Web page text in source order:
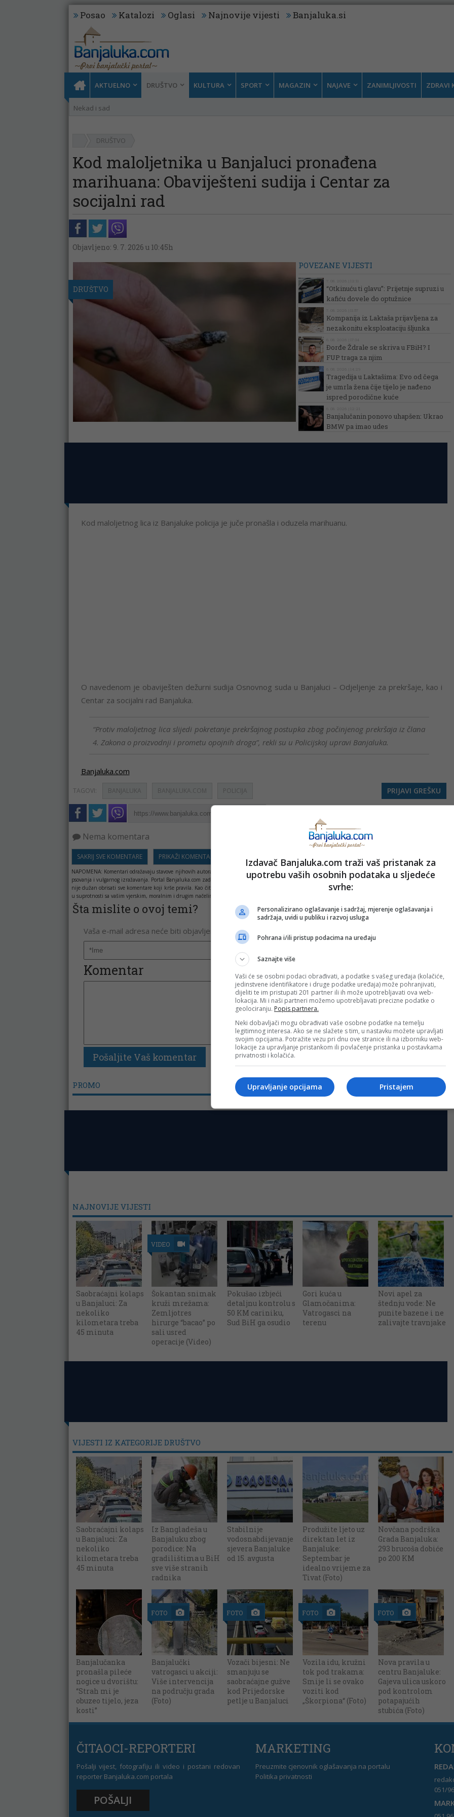
Posao Katalozi Oglasi Najnovije vijesti Banjaluka.si
AKTUELNO DRUŠTVO
Nekad i sad
KULTURA SPORT MAGAZIN NAJAVE ZANIMLJIVOSTI ZDRAVI
DRUŠTVO
Kod maloljetnika u Banjaluci pronađena
marihuana: Obaviješteni sudija i Centar za
socijalni rad
Objavljeno: 9. 7. 2026 u 10:45h
DRUŠTVO
POVEZANE VIJESTI
“Otkinuću ti glavu”: Prijetnje supruzi u
kafiću dovele do optužnice
Kompanija iz Laktaša prijavljena za
nezakonitu eksploataciju šljunka
Đorđe Ždrale se skriva u FBiH? I
FUP traga za njim
Tragedija u Laktašima: Evo od čega
je umrla žena čije tijelo je nađeno
ispred porodične kuće
Banjalučanin ponovo uhapšen: Ukrao
BMW pa imao udes
Kod maloljetnog lica iz Banjaluke policija je juče pronašla i oduzela marihuanu.
O navedenom je obaviješten dežurni sudija Osnovnog suda u Banjaluci – Odjeljenje za prekršaje, kao i
Centar za socijalni rad Banjaluka.
“Protiv maloljetnog lica slijedi pokretanje prekršajnog postupka zbog počinjenog prekršaja iz člana
4. Zakona o proizvodnji i prometu opojnih droga”, rekli su u Policijskoj upravi Banjaluka.
Banjaluka.com
TAGOVI: BANJALUKA BANJALUKA.COM POLICIJA PRIJAVI GREŠKU
Nema komentara
SAKRIJ SVE KOMENTARE PRIKAŽI KOMENTARE
NAPOMENA: Komentari odražavaju stavove njihovih autora, a ne nužno i stavove internet portala Banjaluka.com. Molimo korisnike da se suzdrže od vrijeđanja,
psovanja i vulgarnog izražavanja. Portal Banjaluka.com zadržava pravo da obriše komentar bez najave i objašnjenja. Zbog velikog broja komentara Banjaluka.com
nije dužan obrisati sve komentare koji krše pravila. Kao čitalac takođe prihvatate mogućnost da među komentarima mogu biti pronađeni sadržaji koji mogu biti
u suprotnosti sa vašim vjerskim, moralnim i drugim načelima i uvjerenjima.
Šta mislite o ovoj temi?
Vaša e-mail adresa neće biti objavljena. Sva polja su obavezna!
Komentar
PROMO
NAJNOVIJE VIJESTI
Saobraćajni kolaps
u Banjaluci: Za
nekoliko
kilometara treba
45 minuta
VIDEO
Šokantan snimak
kruži mrežama:
Zemljotres
hirurge “bacao” po
sali usred
operacije (Video)
Pokušao izbjeći
detaljnu kontrolu s
50 KM cariniku,
Sud BiH ga osudio
Gori kuća u
Glamočanima:
Vatrogasci na
terenu
Novi apel za
štednju vode: Ne
punite bazene i ne
zalivajte travnjake
VIJESTI IZ KATEGORIJE DRUŠTVO
Saobraćajni kolaps
u Banjaluci: Za
nekoliko
kilometara treba
45 minuta
Iz Bangladeša u
Banjaluku zbog
porodice: Na
gradilištima u BiH
sve više stranih
radnika
Stabilnije
vodosnabdijevanje
sjevera Banjaluke
od 15. avgusta
Produžite ljeto uz
direktan let iz
Banjaluke:
Septembar je
idealno vrijeme za
Tivat (Foto)
Novčana podrška
Grada Banjaluka:
293 brucoša dobiće
po 200 KM
Banjalučanka
pronašla pileće
nogice u dvorištu:
“Strah mi je
obuzeo tijelo, jeza
kosti”
FOTO
Banjalučki
vatrogasci u akciji:
Više intervencija
na području grada
(Foto)
FOTO
Vozači bijesni: Ne
smanjuju se
saobraćajne gužve
kod Prijedorske
petlje u Banjaluci
FOTO
Vozila idu, kružni
tok pod trakama:
Smije li se ovako
voziti kod
„Škorpiona“ (Foto)
FOTO
Nova pravila u
centru Banjaluke:
Gajeva ulica uskoro
pod kontrolom
potapajućih
stubića (Foto)
ČITAOCI-REPORTERI
Pošalji vijest, fotografiju ili video i postani redovan
reporter Banjaluka.com portala
POŠALJI
MARKETING
Preuzmite cjenovnik oglašavanja na portalu
Politika privatnosti
051/
Izdavač Banjaluka.com traži vaš pristanak za
upotrebu vaših osobnih podataka u sljedeće
svrhe:
Personalizirano oglašavanje i sadržaj, mjerenje oglašavanja i
sadržaja, uvidi u publiku i razvoj usluga
Pohrana i/ili pristup podacima na uređaju
Saznajte više
Vaši će se osobni podaci obrađivati, a podatke s vašeg uređaja (kolačiće,
jedinstvene identifikatore i druge podatke uređaja) može pohranjivati,
dijeliti te im pristupati 201 partner ili ih može upotrebljavati ova web-
lokacija. Mi i naši partneri možemo upotrebljavati precizne podatke o
geolociranju. Popis partnera.
Neki dobavljači mogu obrađivati vaše osobne podatke na temelju
legitimnog interesa. Ako se ne slažete s tim, u nastavku možete upravljati
svojim opcijama. Potražite vezu pri dnu ove stranice ili na izborniku web-
lokacije za upravljanje pristankom ili povlačenje pristanka u postavkama
privatnosti i kolačića.
Pristajem
Upravljanje opcijama